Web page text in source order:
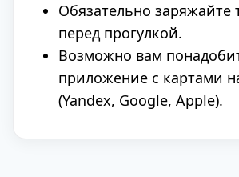
Обязательно заряжайте
перед прогулкой.
Возможно вам
приложение с картами
(Yandex, Google, Apple).